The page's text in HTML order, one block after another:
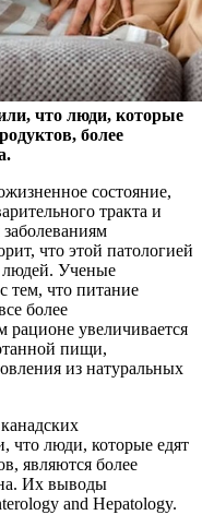
что люди, которые
более
состояние,
тракта и
что этой патологией
людей. Ученые
тем, что питание
более
рационе увеличивается
пищи,
из натуральных
что люди, которые едят
являются более
Их выводы
and Hepatology.